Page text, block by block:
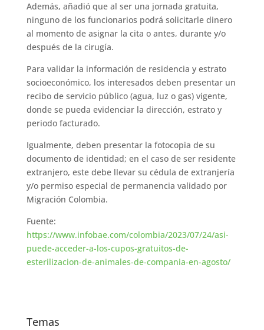
Además, añadió que al ser una jornada gratuita,
ninguno de los funcionarios podrá solicitarle dinero
al momento de asignar la cita o antes, durante y/o
después de la cirugía.
Para validar la información de residencia y estrato
socioeconómico, los interesados deben presentar un
recibo de servicio público (agua, luz o gas) vigente,
donde se pueda evidenciar la dirección, estrato y
periodo facturado.
Igualmente, deben presentar la fotocopia de su
documento de identidad; en el caso de ser residente
extranjero, este debe llevar su cédula de extranjería
y/o permiso especial de permanencia validado por
Migración Colombia.
Fuente:
https://www.infobae.com/colombia/2023/07/24/asi-
puede-acceder-a-los-cupos-gratuitos-de-
esterilizacion-de-animales-de-compania-en-agosto/
Temas